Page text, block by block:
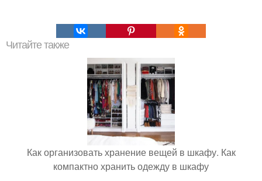
Читайте также
Как организовать хранение вещей в шкафу. Как
компактно хранить одежду в шкафу